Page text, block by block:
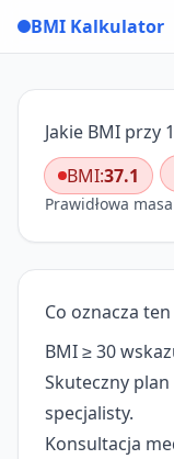
BMI Kalkulator
Jakie BMI przy
BMI:37.1
Prawidłowa
Co oznacza
BMI ≥ 30
Skuteczny
specjalisty.
Konsultacja